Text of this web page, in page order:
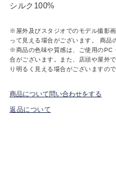
シルク100%
※屋外及びスタジオでのモデル撮影
って見える場合がございます。 商品
※商品の色味や質感は、ご使用のPC
合がございます。また、店頭や屋外
り明るく見える場合がございますの
商品について問い合わせをする
返品について